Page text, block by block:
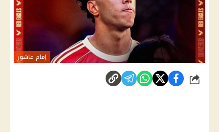
إمام عاشور
شارك